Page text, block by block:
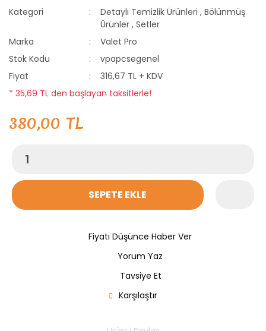
Kategori Detaylı Temizlik Ürünleri ,Bölünmüş
Ürünler ,Setler
Marka
Valet Pro
Stok Kodu
vpapcsegenel
Fiyat
316,67 TL + KDV
* 35,69 TL den başlayan taksitlerle!
380,00 TL
SEPETE EKLE
Fiyatı Düşünce Haber Ver
Yorum Yaz
Tavsiye Et
Karşılaştır